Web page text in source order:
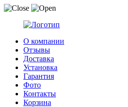
О компании
Отзывы
Доставка
Установка
Гарантия
Фото
Контакты
Корзина